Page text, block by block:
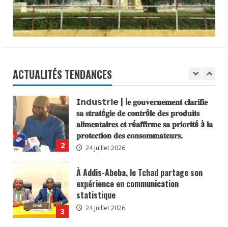
funérailles
de
Sa
Sainteté
le
Pape
l’Ambassadeur
du
Tchad
France,
Ahmad
Makaila.
ACTUALITÉS TENDANCES
ressortissants des pays africains.
22 juillet 2026
5 16 juillet 2026
1
𝗦𝗔𝗡𝗧É
𝐥𝐞𝐬 𝐥𝐞𝐚𝐝𝐞𝐫𝐬 𝐫𝐞𝐥𝐢𝐠𝐢𝐞𝐮𝐱 et
𝐜𝐡𝐨𝐥é𝐫𝐚
2
𝗜𝗻𝗱𝘂𝘀𝘁𝗿𝗶𝗲 | l𝐞 𝐠𝐨𝐮𝐯𝐞𝐫𝐧𝐞𝐦𝐞𝐧𝐭 𝐜𝐥𝐚𝐫𝐢𝐟𝐢𝐞
𝐬𝐚 𝐬𝐭𝐫𝐚𝐭é𝐠𝐢𝐞 𝐝𝐞 𝐜𝐨𝐧𝐭𝐫ô𝐥𝐞 𝐝𝐞𝐬 𝐩𝐫𝐨𝐝𝐮𝐢𝐭𝐬
𝐚𝐥𝐢𝐦𝐞𝐧𝐭𝐚𝐢𝐫𝐞𝐬 𝐞𝐭 𝐫é𝐚𝐟𝐟𝐢𝐫𝐦𝐞 𝐬𝐚 𝐩𝐫𝐢𝐨𝐫𝐢𝐭é à 𝐥𝐚
𝐩𝐫𝐨𝐭𝐞𝐜𝐭𝐢𝐨𝐧 𝐝𝐞𝐬 𝐜𝐨𝐧𝐬𝐨𝐦𝐦𝐚𝐭𝐞𝐮𝐫𝐬.
24 juillet 2026
3
À Addis-Abeba, le Tchad partage son
expérience en communication
statistique
24 juillet 2026